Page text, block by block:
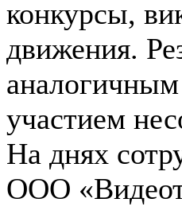
конкурсы,
движения.
участием
На днях
ООО